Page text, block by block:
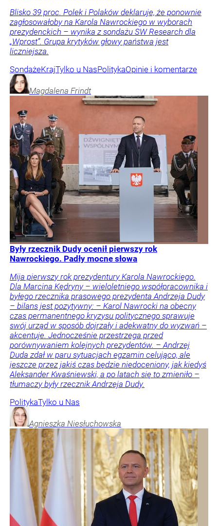
Blisko 39 proc. Polek i Polaków deklaruje, że ponownie
zagłosowałoby na Karola Nawrockiego w wyborach
prezydenckich – wynika z sondażu SW Research dla
„Wprost”. Grupa krytyków głowy państwa jest
liczniejsza.
SondażeKrajTylko u NasPolitykaOpinie i komentarze
Magdalena Frindt
Były rzecznik Dudy ocenił pierwszy rok
Nawrockiego. Padły mocne słowa
Mija pierwszy rok prezydentury Karola Nawrockiego.
Dla Marcina Kędryny – wieloletniego współpracownika i
byłego rzecznika prasowego prezydenta Andrzeja Dudy
– bilans jest pozytywny: – Karol Nawrocki na obecny
czas permanentnego kryzysu politycznego sprawuje
swój urząd w sposób dojrzały i adekwatny do wyzwań –
akcentuje. Jednocześnie przestrzega przed
porównywaniem kolejnych prezydentów. – Andrzej
Duda zdał w paru sytuacjach egzamin celująco, ale
jeszcze przez jakiś czas będzie niedoceniony, jak kiedyś
Aleksander Kwaśniewski, a po latach się to zmieniło –
tłumaczy były rzecznik Andrzeja Dudy.
PolitykaTylko u Nas
Agnieszka Niesłuchowska